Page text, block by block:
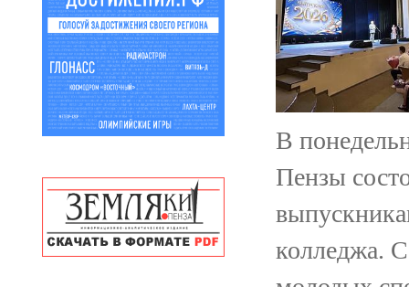
В
Пензы
колледжа.